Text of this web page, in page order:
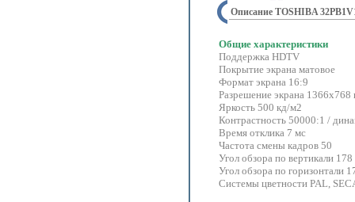
Описание TOSHIBA
Общие характеристики
Поддержка HDTV
Покрытие экрана матовое
Формат экрана 16:9
Разрешение экрана 1366x768
Яркость 500 кд/м2
Контрастность 50000:1 /
Время отклика 7 мс
Частота смены кадров 50
Угол обзора по вертикали 178
Угол обзора по горизонтали
Системы цветности PAL,